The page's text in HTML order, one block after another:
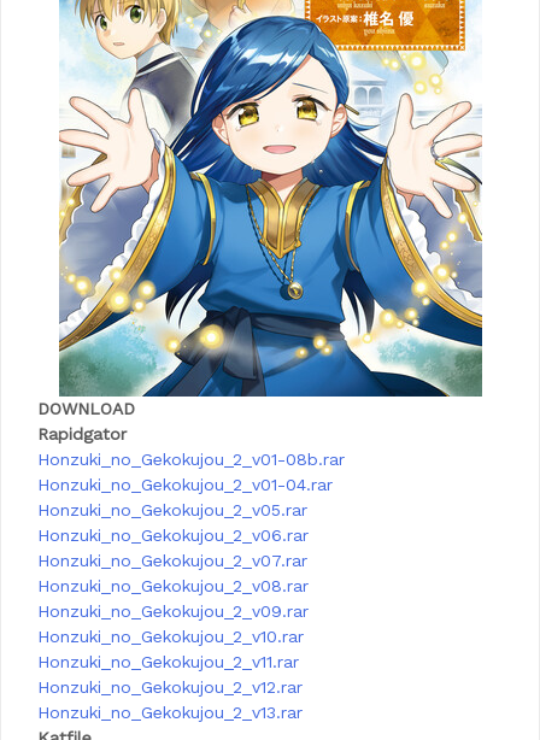
DOWNLOAD
Rapidgator
Honzuki_no_Gekokujou_2_v01-08b.rar
Honzuki_no_Gekokujou_2_v01-04.rar
Honzuki_no_Gekokujou_2_v05.rar
Honzuki_no_Gekokujou_2_v06.rar
Honzuki_no_Gekokujou_2_v07.rar
Honzuki_no_Gekokujou_2_v08.rar
Honzuki_no_Gekokujou_2_v09.rar
Honzuki_no_Gekokujou_2_v10.rar
Honzuki_no_Gekokujou_2_v11.rar
Honzuki_no_Gekokujou_2_v12.rar
Honzuki_no_Gekokujou_2_v13.rar